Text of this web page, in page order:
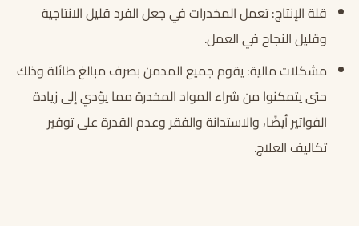
قلة الإنتاج: تعمل المخدرات في جعل الفرد قليل الانتاجية
وقليل النجاح في العمل.
مشكلات مالية: يقوم جميع المدمن بصرف مبالغ طائلة وذلك
حتى يتمكنوا من شراء المواد المخدرة مما يؤدي إلى زيادة
الفواتير أيضًا، والاستدانة والفقر وعدم القدرة على توفير
تكاليف العلاج.